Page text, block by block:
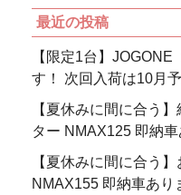
最近の投稿
【限定1台】
す！ 次回入荷は10月
【夏休みに間に合う
ター NMAX125 即納車
【夏休みに間に合う
NMAX155 即納車あり